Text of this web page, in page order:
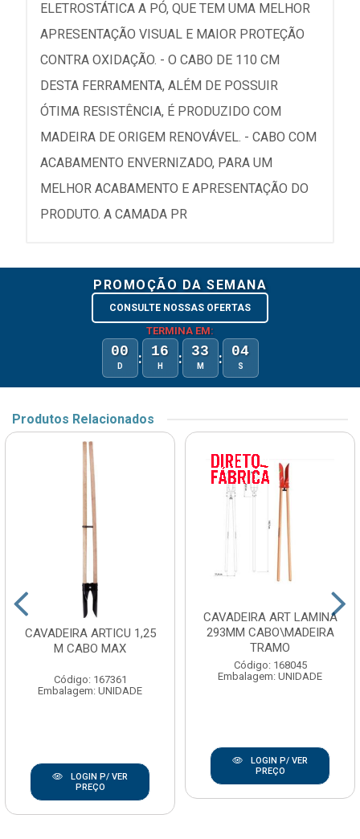
ELETROSTÁTICA A PÓ, QUE TEM UMA MELHOR
APRESENTAÇÃO VISUAL E MAIOR PROTEÇÃO
CONTRA OXIDAÇÃO. - O CABO DE 110 CM
DESTA FERRAMENTA, ALÉM DE POSSUIR
ÓTIMA RESISTÊNCIA, É PRODUZIDO COM
MADEIRA DE ORIGEM RENOVÁVEL. - CABO COM
ACABAMENTO ENVERNIZADO, PARA UM
MELHOR ACABAMENTO E APRESENTAÇÃO DO
PRODUTO. A CAMADA PR
PROMOÇÃO DA SEMANA
CONSULTE NOSSAS OFERTAS
TERMINA EM:
00
D : 16
H : 33
M : 04
S
Produtos Relacionados
CAVADEIRA ARTICU 1,25
M CABO MAX
Código: 167361
Embalagem: UNIDADE
LOGIN P/ VER
PREÇO
CAVADEIRA ART LAMINA
293MM CABO\MADEIRA
TRAMO
Código: 168045
Embalagem: UNIDADE
LOGIN P/ VER
PREÇO